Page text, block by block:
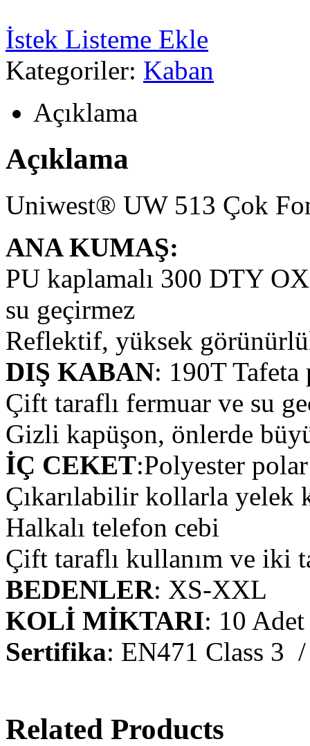
İstek Listeme Ekle
Kategoriler: Kaban
Açıklama
Açıklama
Uniwest® UW 513 Çok
ANA KUMAŞ:
PU kaplamalı 300 DTY
su geçirmez
Reflektif, yüksek
DIŞ KABAN: 190T Tafeta
Çift taraflı fermuar ve su
Gizli kapüşon, önlerde
İÇ CEKET:Polyester
Çıkarılabilir kollarla yelek
Halkalı telefon cebi
Çift taraflı kullanım ve iki
BEDENLER: XS-XXL
KOLİ MİKTARI: 10 Adet
Sertifika: EN471 Class 3
Related Products